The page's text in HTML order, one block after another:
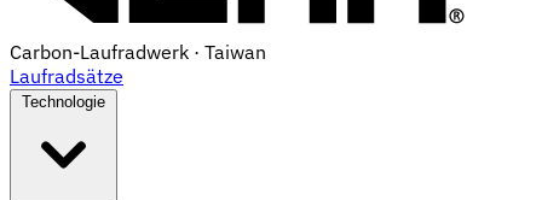
Carbon-Laufradwerk · Taiwan
Laufradsätze
Technologie